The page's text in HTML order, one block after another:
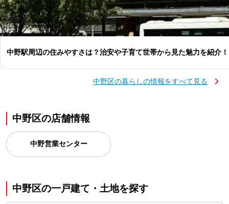
中野駅周辺の住みやすさは？治安や子育て世帯から見た魅力を紹介！
中野区の暮らしの情報をすべて見る
中野区の店舗情報
中野営業センター
中野区の一戸建て・土地を探す